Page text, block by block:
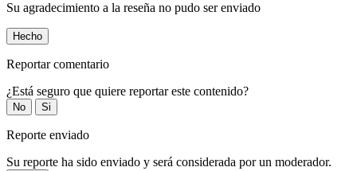
Su agradecimiento a la reseña no pudo ser enviado
Hecho
Reportar comentario
¿Está seguro que quiere reportar este contenido?
No Si
Reporte enviado
Su reporte ha sido enviado y será considerada por un moderador.